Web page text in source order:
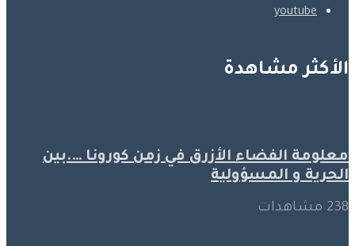
youtube
الأكثر مشاهدة
معلومة الفضاء الأزرق في زمن كورونا ….بين
الحرية و المسؤولية
238 مشاهدات